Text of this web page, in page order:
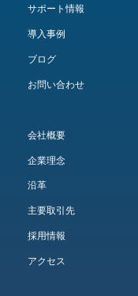
サポート情報
導入事例
ブログ
お問い合わせ
会社概要
企業理念
沿革
主要取引先
採用情報
アクセス